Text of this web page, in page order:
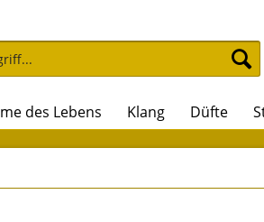
des Lebens Klang Düfte